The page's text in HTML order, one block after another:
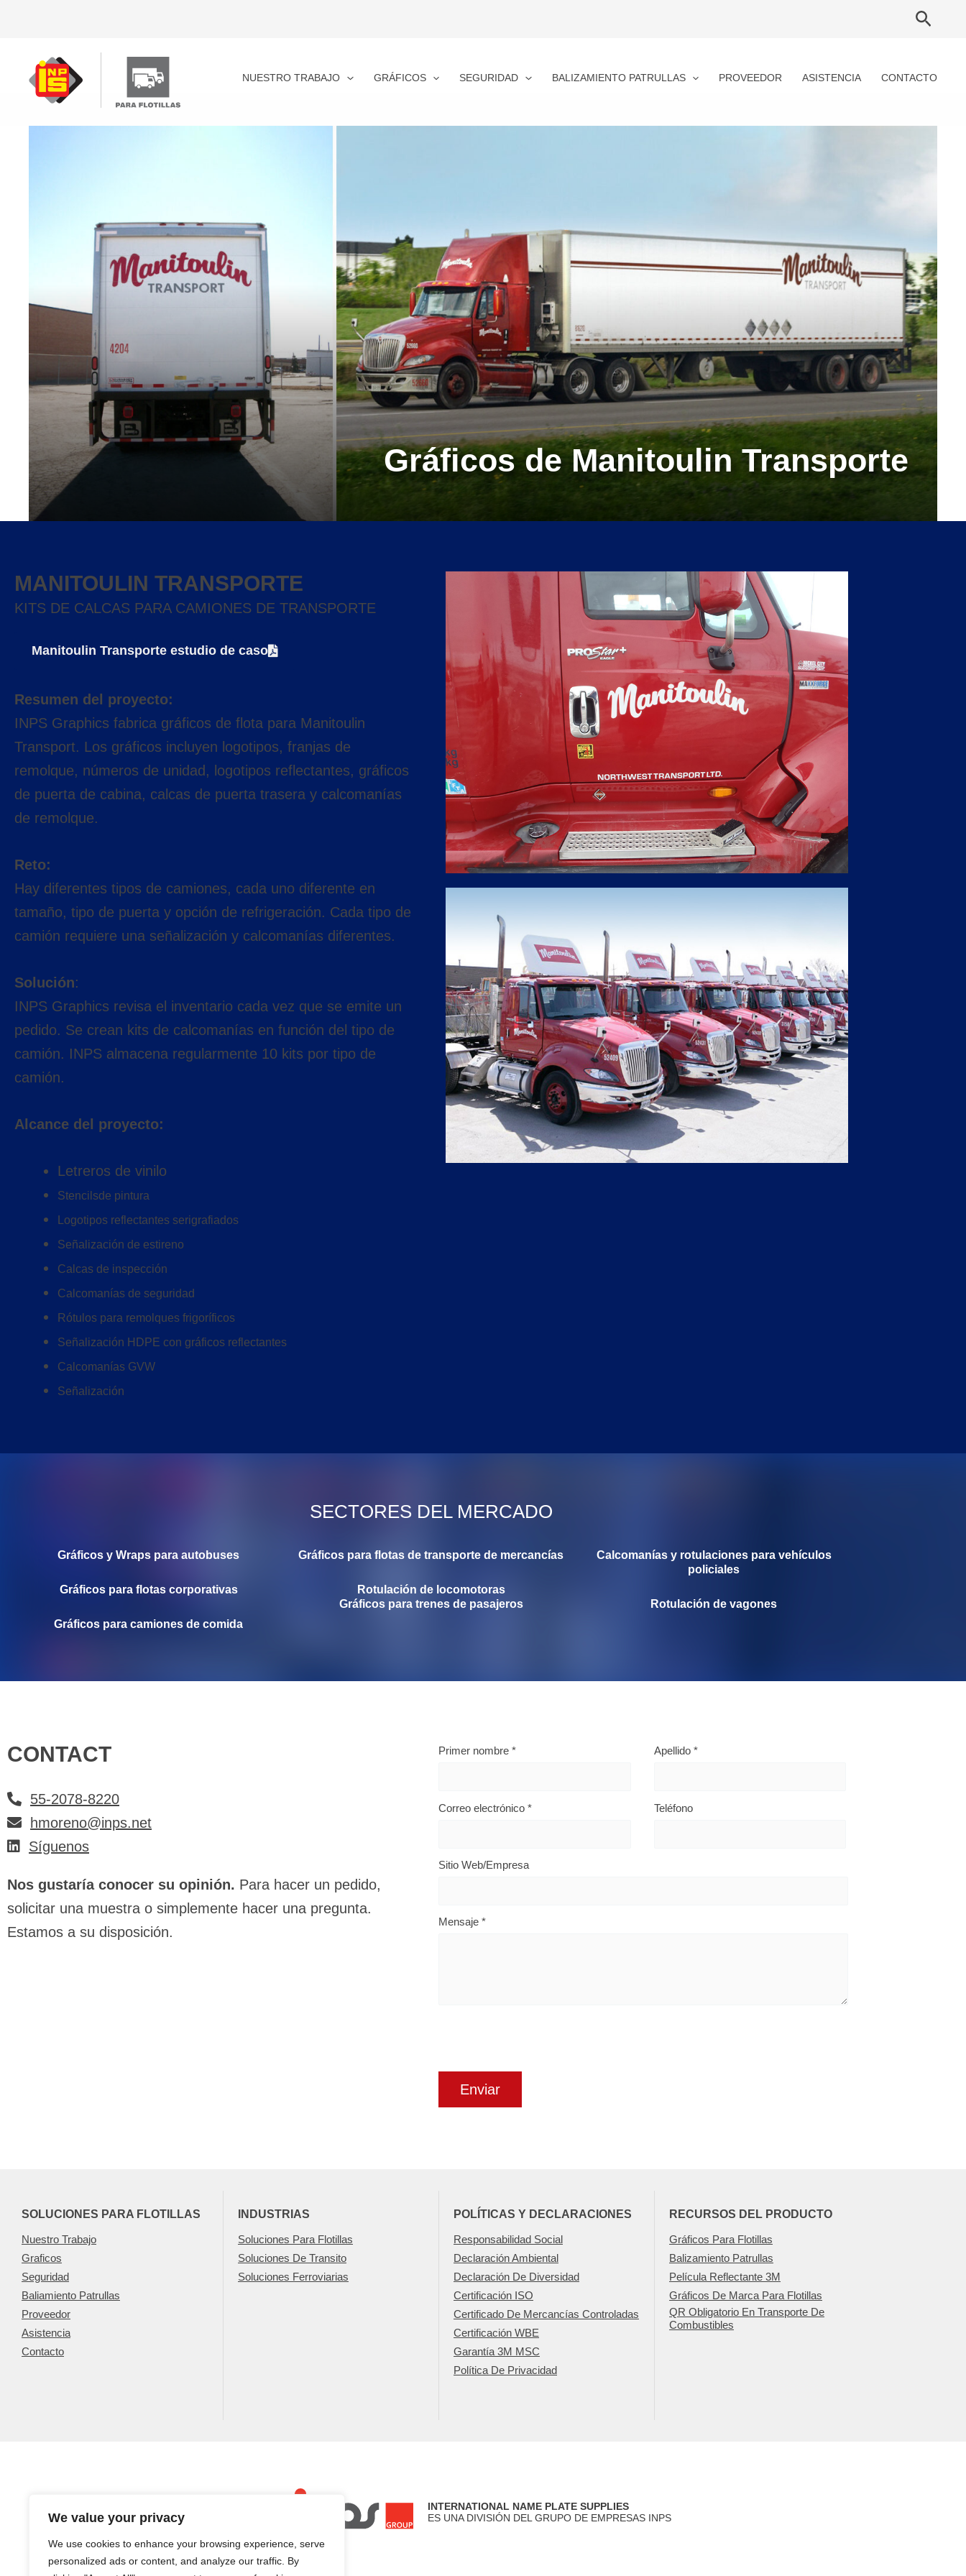
We value your privacy
We use cookies to enhance your browsing experience, serve
personalized ads or content, and analyze our traffic. By
content
NUESTRO TRABAJO GRÁFICOS SEGURIDAD BALIZAMIENTO PATRULLAS PROVEEDOR ASISTENCIA CONTACTO
Gráficos de Manitoulin Transporte
MANITOULIN TRANSPORTE
KITS DE CALCAS PARA CAMIONES DE TRANSPORTE
Manitoulin Transporte estudio de caso
Resumen del proyecto:
INPS Graphics fabrica gráficos de flota para Manitoulin
Transport. Los gráficos incluyen logotipos, franjas de
remolque, números de unidad, logotipos reflectantes, gráficos
de puerta de cabina, calcas de puerta trasera y calcomanías
de remolque.
Reto:
Hay diferentes tipos de camiones, cada uno diferente en
tamaño, tipo de puerta y opción de refrigeración. Cada tipo de
camión requiere una señalización y calcomanías diferentes.
Solución:
INPS Graphics revisa el inventario cada vez que se emite un
pedido. Se crean kits de calcomanías en función del tipo de
camión. INPS almacena regularmente 10 kits por tipo de
camión.
Alcance del proyecto:
Letreros de vinilo
Stencilsde pintura
Logotipos reflectantes serigrafiados
Señalización de estireno
Calcas de inspección
Calcomanías de seguridad
Rótulos para remolques frigoríficos
Señalización HDPE con gráficos reflectantes
Calcomanías GVW
Señalización
SECTORES DEL MERCADO
Gráficos y Wraps para autobuses
Gráficos para flotas corporativas
Gráficos para camiones de comida
Gráficos para flotas de transporte de mercancías
Rotulación de locomotoras
Gráficos para trenes de pasajeros
Calcomanías y rotulaciones para vehículos
policiales
Rotulación de vagones
CONTACT
55-2078-8220
hmoreno@inps.net
Síguenos
Nos gustaría conocer su opinión. Para hacer un pedido,
solicitar una muestra o simplemente hacer una pregunta.
Estamos a su disposición.
Primer nombre * Apellido *
Correo electrónico * Teléfono
Sitio Web/Empresa
Mensaje *
SOLUCIONES PARA FLOTILLAS
Nuestro Trabajo
Graficos
Seguridad
Baliamiento Patrullas
Proveedor
Asistencia
Contacto
INDUSTRIAS
Soluciones Para Flotillas
Soluciones De Transito
Soluciones Ferroviarias
POLÍTICAS Y DECLARACIONES
Responsabilidad Social
Declaración Ambiental
Declaración De Diversidad
Certificación ISO
Certificado De Mercancías Controladas
Certificación WBE
Garantía 3M MSC
Política De Privacidad
RECURSOS DEL PRODUCTO
Gráficos Para Flotillas
Balizamiento Patrullas
Película Reflectante 3M
Gráficos De Marca Para Flotillas
QR Obligatorio En Transporte De
Combustibles
INTERNATIONAL NAME PLATE SUPPLIES
ES UNA DIVISIÓN DEL GRUPO DE EMPRESAS INPS